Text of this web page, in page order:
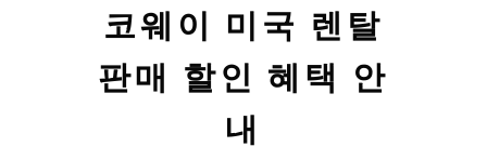
코웨이 미국 렌탈
판매 할인 혜택 안
내